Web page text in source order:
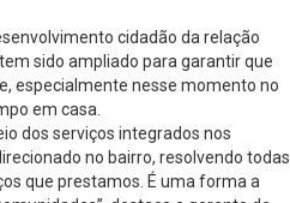
cidadão da relação
sido ampliado para garantir que
especialmente nesse momento no
em casa.
dos serviços integrados nos
no bairro, resolvendo todas
que prestamos. É uma forma a